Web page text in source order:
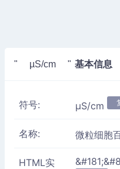
" µS/cm " 基本信息
符号: µS/cm
名称: 微粒细胞
HTML实